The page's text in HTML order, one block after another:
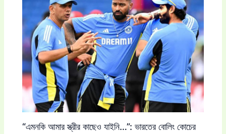
“এমনকি আমার স্ত্রীর কাছেও যাইনি…”: ভারতের বোলিং কোচের